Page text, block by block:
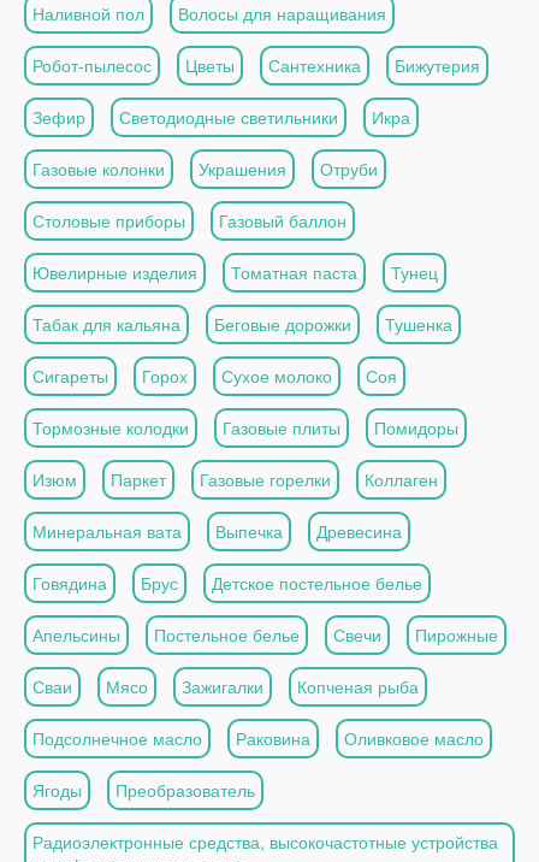
Наливной пол Волосы для наращивания
Робот-пылесос Цветы Сантехника Бижутерия
Зефир Светодиодные светильники Икра
Газовые колонки Украшения Отруби
Столовые приборы Газовый баллон
Ювелирные изделия Томатная паста Тунец
Табак для кальяна Беговые дорожки Тушенка
Сигареты Горох Сухое молоко Соя
Тормозные колодки Газовые плиты Помидоры
Изюм Паркет Газовые горелки Коллаген
Минеральная вата Выпечка Древесина
Говядина Брус Детское постельное белье
Апельсины Постельное белье Свечи Пирожные
Сваи Мясо Зажигалки Копченая рыба
Подсолнечное масло Раковина Оливковое масло
Ягоды Преобразователь
Радиоэлектронные средства, высокочастотные устройства